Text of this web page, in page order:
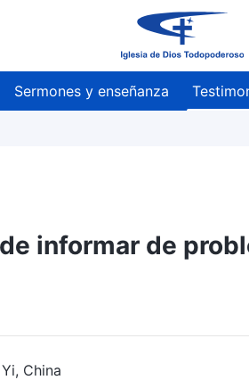
Sermones y enseñanza
informar de
China